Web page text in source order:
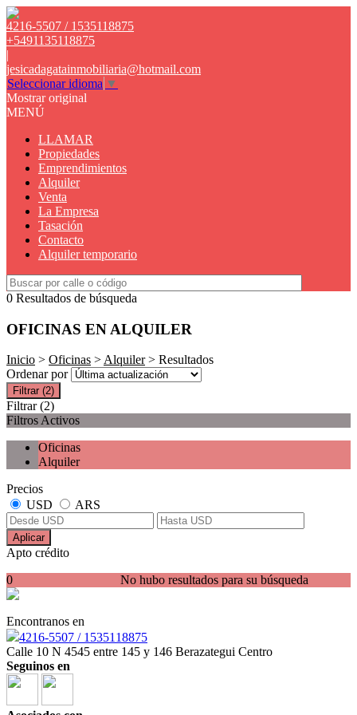
4216-5507 / 1535118875
+5491135118875
|
jesicadagatainmobiliaria@hotmail.com
Seleccionar idioma ▼
Mostrar original
MENÚ
LLAMAR
Propiedades
Emprendimientos
Alquiler
Venta
La Empresa
Tasación
Contacto
Alquiler temporario
0 Resultados de búsqueda
OFICINAS EN ALQUILER
Inicio > Oficinas >Alquiler> Resultados
Ordenar por
Filtrar (2)
Filtrar (2)
Filtros Activos
Oficinas
Alquiler
Precios
USD
ARS
Aplicar
Apto crédito
No hubo resultados para su búsqueda
0
Encontranos en
4216-5507 / 1535118875
Calle 10 N 4545 entre 145 y 146 Berazategui Centro
Seguinos en